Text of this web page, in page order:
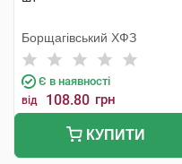
Борщагівський ХФЗ
Є в наявності
від 108.80 грн
КУПИТИ